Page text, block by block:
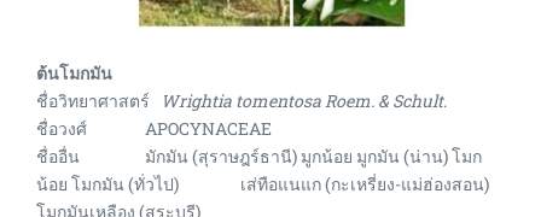
ต้นโมกมัน
ชื่อวิทยาศาสตร์
Wrightia tomentosa Roem. & Schult.
ชื่อวงศ์ APOCYNACEAE
ชื่ออื่น มักมัน (สุราษฎร์ธานี) มูกน้อย มูกมัน (น่าน) โมก
น้อย โมกมัน (ทั่วไป) เส่ทือแนแก (กะเหรี่ยง-แม่ฮ่องสอน)
โมกมันเหลือง (สระบุรี)